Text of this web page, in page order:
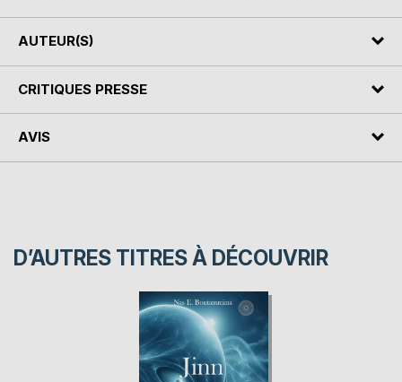
AUTEUR(S)
CRITIQUES PRESSE
AVIS
D’AUTRES TITRES À DÉCOUVRIR